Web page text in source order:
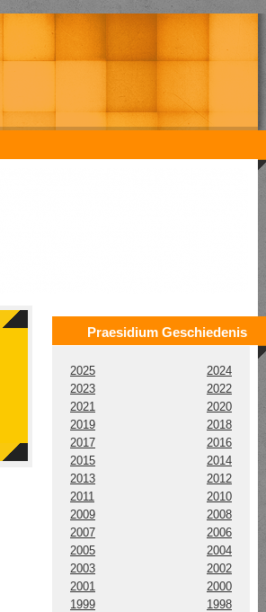
Praesidium Geschiedenis
2025
2024
2023
2022
2021
2020
2019
2018
2017
2016
2015
2014
2013
2012
2011
2010
2009
2008
2007
2006
2005
2004
2003
2002
2001
2000
1999
1998